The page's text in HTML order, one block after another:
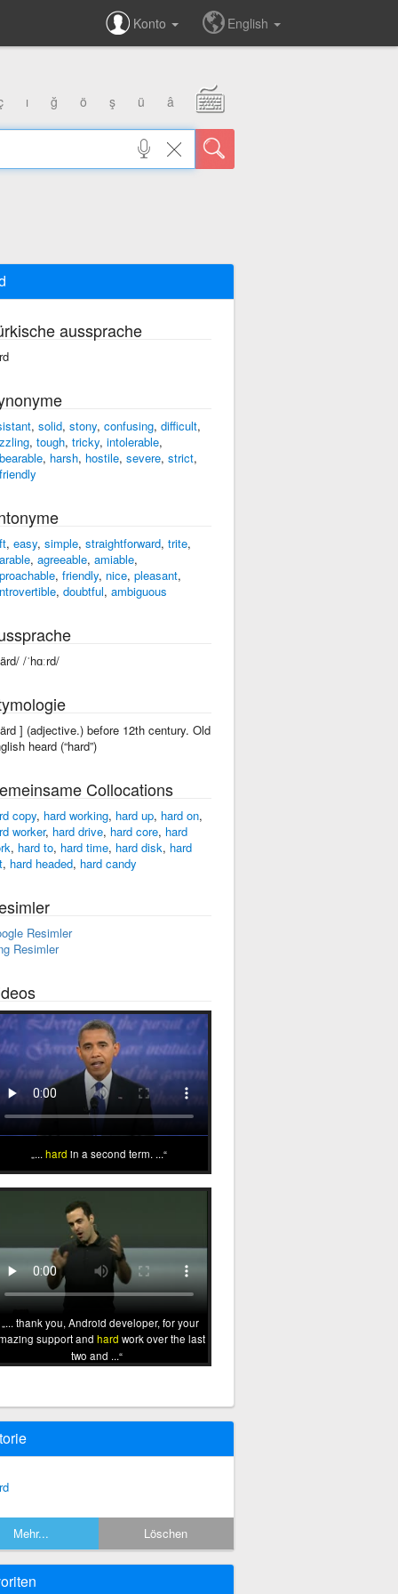
Konto English
ı ğ ö ş ü â
aussprache
, solid, stony, confusing, difficult,
, tough, tricky, intolerable,
, harsh, hostile, severe, strict,
, easy, simple, straightforward, trite,
, agreeable, amiable,
, friendly, nice, pleasant,
, doubtful, ambiguous
/ˈhɑːrd/
] (adjective.) before 12th century. Old
heard (“hard”)
Collocations
copy, hard working, hard up, hard on,
worker, hard drive, hard core, hard
, hard to, hard time, hard disk, hard
, hard headed, hard candy
Resimler
Resimler
... hard in a second term. ...
... thank you, Android developer, for your
support and hard work over the last
two and ...
Mehr... Löschen